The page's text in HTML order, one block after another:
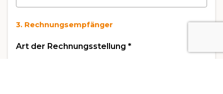
3. Rechnungsempfänger
Art der Rechnungsstellung *